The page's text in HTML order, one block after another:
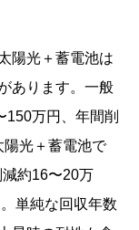
陽光＋蓄電池は
あります。一般
150万円、年間削
光＋蓄電池で
約16〜20万
単純な回収年数